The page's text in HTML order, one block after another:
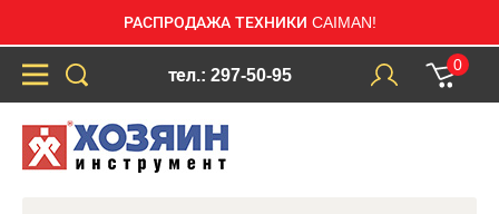
РАСПРОДАЖА ТЕХНИКИ CAIMAN!
тел.: 297-50-95
0